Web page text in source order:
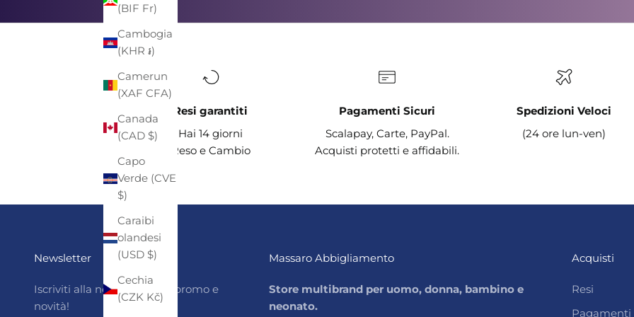
(BIF Fr)
Cambogia
(KHR ៛)
Camerun
(XAF CFA)
Canada
(CAD $)
Capo
Verde (CVE
$)
Caraibi
olandesi
(USD $)
Cechia
(CZK Kč)
Resi garantiti
Hai 14 giorni
Reso e Cambio
Pagamenti Sicuri
Scalapay, Carte, PayPal.
Acquisti protetti e affidabili.
Spedizioni Veloci
(24 ore lun-ven)
Newsletter
Iscriviti alla newsletter per promo e
novità!
Massaro Abbigliamento
Store multibrand per uomo, donna, bambino e
neonato.
Acquisti
Resi
Pagamenti